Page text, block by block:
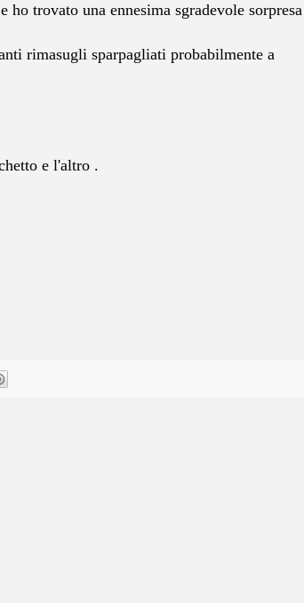
ho trovato una ennesima sgradevole
rimasugli sparpagliati probabilmente a
e l'altro .